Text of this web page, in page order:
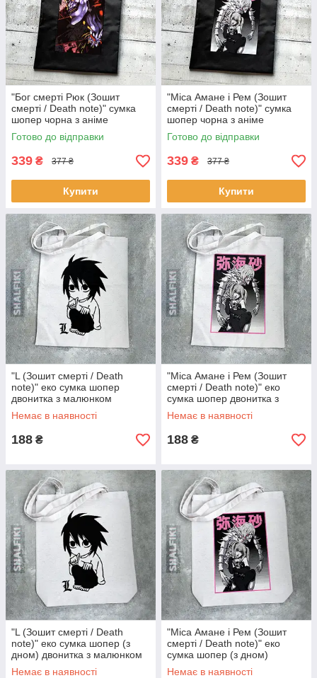
"Бог смерті Рюк (Зошит
смерті / Death note)" сумка
шопер чорна з аніме
малюнком та кишенею
Готово до відправки
339 ₴ 377 ₴
Купити
"Міса Амане і Рем (Зошит
смерті / Death note)" сумка
шопер чорна з аніме
малюнком та кишенею
Готово до відправки
339 ₴ 377 ₴
Купити
"L (Зошит смерті / Death
note)" еко сумка шопер
двонитка з малюнком
Немає в наявності
188 ₴
"Міса Амане і Рем (Зошит
смерті / Death note)" еко
сумка шопер двонитка з
малюнком
Немає в наявності
188 ₴
"L (Зошит смерті / Death
note)" еко сумка шопер (з
дном) двонитка з малюнком
Немає в наявності
"Міса Амане і Рем (Зошит
смерті / Death note)" еко
сумка шопер (з дном)
двонитка з малюнком
Немає в наявності